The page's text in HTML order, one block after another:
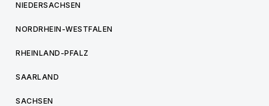
NIEDERSACHSEN
NORDRHEIN-WESTFALEN
RHEINLAND-PFALZ
SAARLAND
SACHSEN